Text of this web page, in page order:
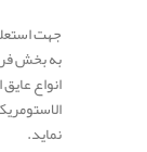
جهت
به بخش
انواع
نماید.